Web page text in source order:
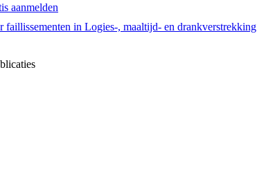
aanmelden
faillissementen in Logies-, maaltijd- en drankverstrekking